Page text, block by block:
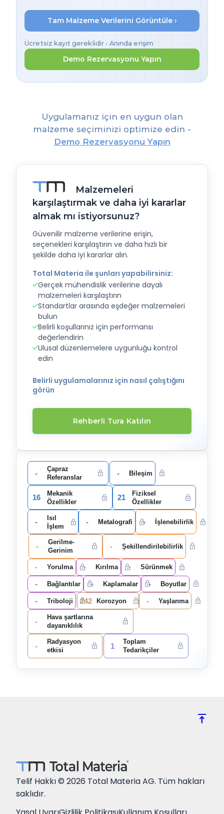
Tam Malzeme Verilerini Görüntüle ›
Ücretsiz kayıt gereklidir • Anında erişim
Demo Rezervasyonu Yapın
Uygulamanız için en uygun olan
malzeme seçiminizi optimize edin -
Demo Rezervasyonu Yapın
Malzemeleri
karşılaştırmak ve daha iyi kararlar
almak mı istiyorsunuz?
Güvenilir malzeme verilerine erişin,
seçenekleri karşılaştırın ve daha hızlı bir
şekilde daha iyi kararlar alın.
Total Materia ile şunları yapabilirsiniz:
Gerçek mühendislik verilerine dayalı
malzemeleri karşılaştırın
Standartlar arasında eşdeğer malzemeleri
bulun
Belirli koşullarınız için performansı
değerlendirin
Ulusal düzenlemelere uygunluğu kontrol
edin
Belirli uygulamalarınız için nasıl çalıştığını
görün
Rehberli Tura Katılın
-
Çapraz
Referanslar
- Bileşim
16
Mekanik
Özellikler
21
Fiziksel
Özellikler
-
Isıl
İşlem
- Metalografi - İşlenebilirlik
-
Gerilme-
Gerinim
- Şekillendirilebilirlik
- Yorulma - Kırılma - Sürünmek
- Bağlantılar - Kaplamalar - Boyutlar
- Triboloji 242 Korozyon - Yaşlanma
-
Hava şartlarına
dayanıklılık
-
Radyasyon
etkisi
1
Toplam
Tedarikçiler
vertical_align_top
Telif Hakkı © 2026 Total Materia AG. Tüm hakları
saklıdır.